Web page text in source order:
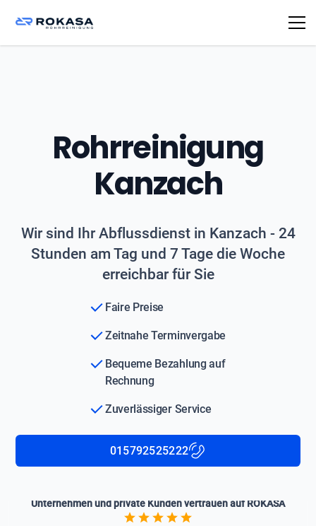
Rohrreinigung
Kanzach
Wir sind Ihr Abflussdienst in Kanzach - 24
Stunden am Tag und 7 Tage die Woche
erreichbar für Sie
Faire Preise
Zeitnahe Terminvergabe
Bequeme Bezahlung auf
Rechnung
Zuverlässiger Service
015792525222
Unternehmen und private Kunden vertrauen auf ROKASA